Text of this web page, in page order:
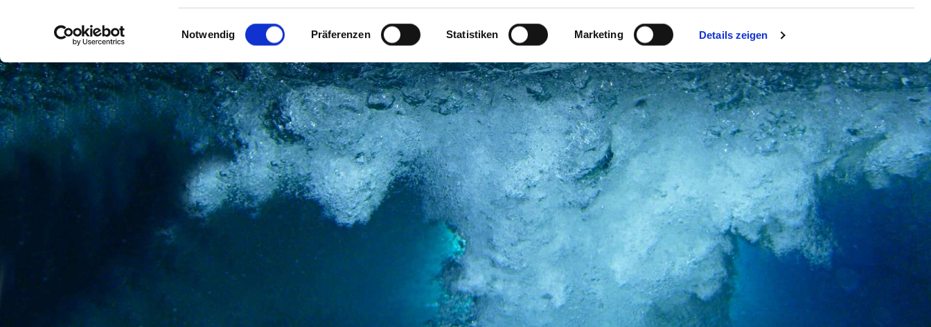
Einwilligungsauswahl
Notwendig Präferenzen Statistiken Marketing Details zeigen